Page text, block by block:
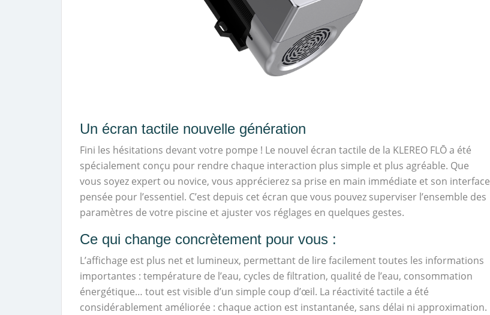
Un écran tactile nouvelle génération
Fini les hésitations devant votre pompe ! Le nouvel écran tactile de la KLEREO FLŌ a été
spécialement conçu pour rendre chaque interaction plus simple et plus agréable. Que
vous soyez expert ou novice, vous apprécierez sa prise en main immédiate et son interface
pensée pour l’essentiel. C’est depuis cet écran que vous pouvez superviser l’ensemble des
paramètres de votre piscine et ajuster vos réglages en quelques gestes.
Ce qui change concrètement pour vous :
L’affichage est plus net et lumineux, permettant de lire facilement toutes les informations
importantes : température de l’eau, cycles de filtration, qualité de l’eau, consommation
énergétique… tout est visible d’un simple coup d’œil. La réactivité tactile a été
considérablement améliorée : chaque action est instantanée, sans délai ni approximation.